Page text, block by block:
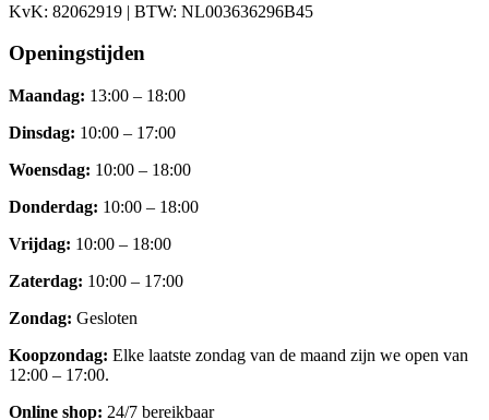
KvK: 82062919 | BTW: NL003636296B45
Openingstijden
Maandag: 13:00 – 18:00
Dinsdag: 10:00 – 17:00
Woensdag: 10:00 – 18:00
Donderdag: 10:00 – 18:00
Vrijdag: 10:00 – 18:00
Zaterdag: 10:00 – 17:00
Zondag: Gesloten
Koopzondag: Elke laatste zondag van de maand zijn we open van
12:00 – 17:00.
Online shop: 24/7 bereikbaar